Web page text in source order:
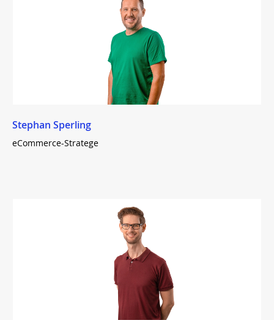
Stephan Sperling
eCommerce-Stratege